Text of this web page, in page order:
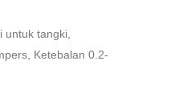
tangki,
Ketebalan 0.2-